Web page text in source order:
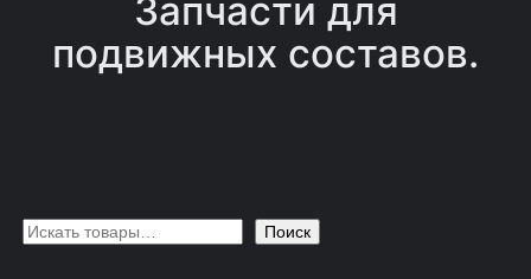
Запчасти для
подвижных составов.
П
Поиск